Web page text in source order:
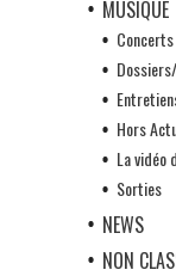
MUSIQUE
Concerts
Hors
La vidéo
Sorties
NEWS
NON